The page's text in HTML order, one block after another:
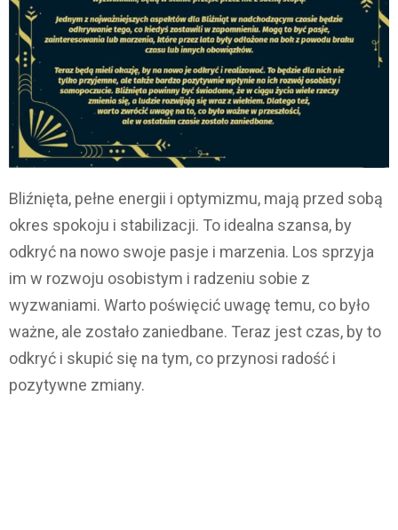
Bliźnięta, pełne energii i optymizmu, mają przed sobą
okres spokoju i stabilizacji. To idealna szansa, by
odkryć na nowo swoje pasje i marzenia. Los sprzyja
im w rozwoju osobistym i radzeniu sobie z
wyzwaniami. Warto poświęcić uwagę temu, co było
ważne, ale zostało zaniedbane. Teraz jest czas, by to
odkryć i skupić się na tym, co przynosi radość i
pozytywne zmiany.